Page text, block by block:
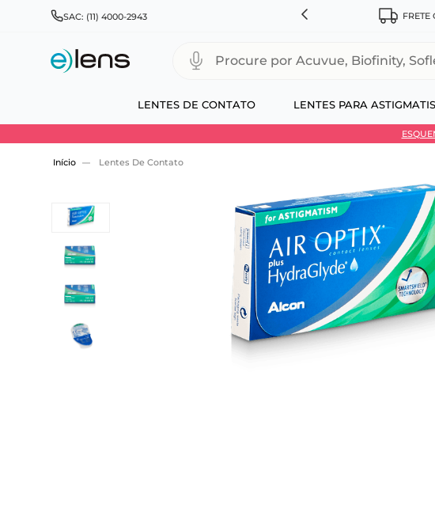
SAC: (11) 4000-2943
& JOHNSON, ALCON, BAUSCH+LOMB E COOPERVISION FRETE
LENTES DE CONTATO LENTES PARA
Procure por Acuvue, Biofinity, Soflens...
Use 30HOJE e ganhe 30% OFF + economia extra no Pix
Lentes De Contato